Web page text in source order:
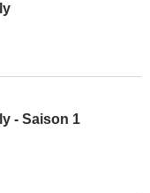
- Saison 1